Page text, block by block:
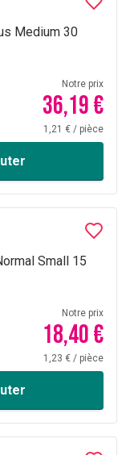
Medium 30
Notre prix
36,19 €
1,21 € / pièce
Small 15
Notre prix
18,40 €
1,23 € / pièce